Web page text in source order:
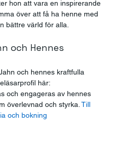
hon att vara en inspirerande
över att få ha henne med
bättre värld för alla.
och Hennes
och hennes kraftfulla
här:
och engageras av hennes
överlevnad och styrka. Till
och bokning